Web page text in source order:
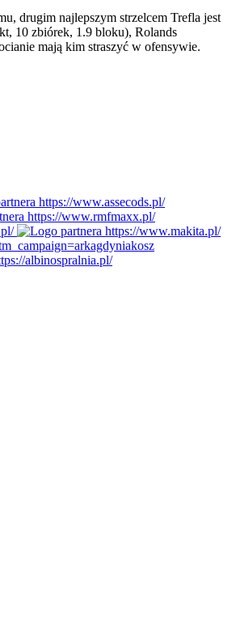
drugim najlepszym strzelcem Trefla jest
10 zbiórek, 1.9 bloku), Rolands
mają kim straszyć w ofensywie.